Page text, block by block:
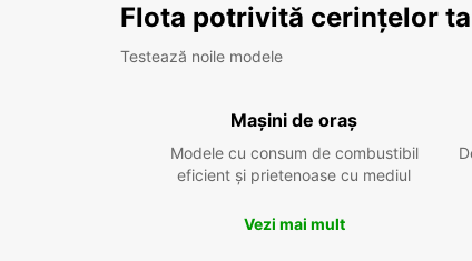
Flota potrivită cerințelor
Testează noile modele
Mașini de oraș
Modele cu consum de combustibil
eficient și prietenoase cu mediul
Vezi mai mult